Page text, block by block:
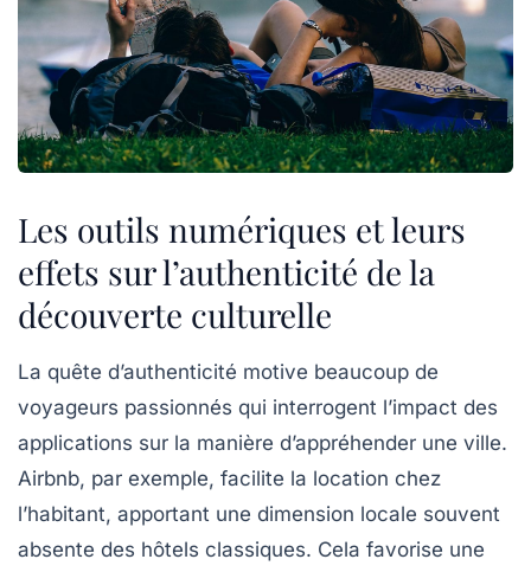
Les outils numériques et leurs
effets sur l’authenticité de la
découverte culturelle
La quête d’authenticité motive beaucoup de
voyageurs passionnés qui interrogent l’impact des
applications sur la manière d’appréhender une ville.
Airbnb, par exemple, facilite la location chez
l’habitant, apportant une dimension locale souvent
absente des hôtels classiques. Cela favorise une